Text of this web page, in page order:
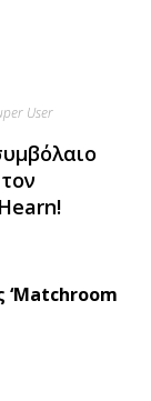
User
‘Matchroom